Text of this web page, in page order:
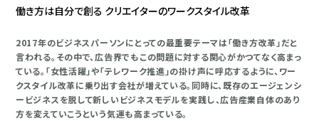
働き方は自分で創る クリエイターのワークスタイル改革
2017年のビジネスパーソンにとっての最重要テーマは「働き方改革」だと
言われる。その中で、広告界でもこの問題に対する関心がかつてなく高まっ
ている。「女性活躍」や「テレワーク推進」の掛け声に呼応するように、ワー
クスタイル改革に乗り出す会社が増えている。同時に、既存のエージェンシ
ービジネスを脱して新しいビジネスモデルを実践し、広告産業自体のあり
方を変えていこうという気運も高まっている。